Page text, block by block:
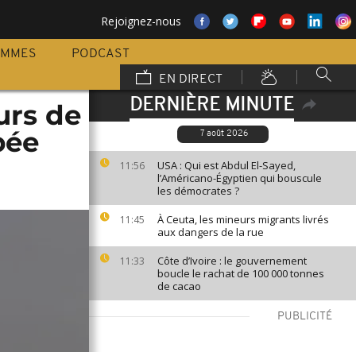
Rejoignez-nous
PODCAST
EN DIRECT
DERNIÈRE MINUTE
7 août 2026
11:56
USA : Qui est Abdul El-Sayed,
l’Américano-Égyptien qui bouscule
les démocrates ?
11:45
À Ceuta, les mineurs migrants livrés
aux dangers de la rue
11:33
Côte d’Ivoire : le gouvernement
boucle le rachat de 100 000 tonnes
de cacao
PUBLICITÉ
de